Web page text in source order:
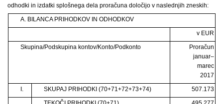
odhodki in izdatki splošnega dela proračuna določijo v naslednjih zneskih:
A. BILANCA PRIHODKOV IN ODHODKOV
v EUR
Skupina/Podskupina kontov/Konto/Podkonto
Proračun
januar–
marec
2017
I.
SKUPAJ PRIHODKI (70+71+72+73+74)
507.173